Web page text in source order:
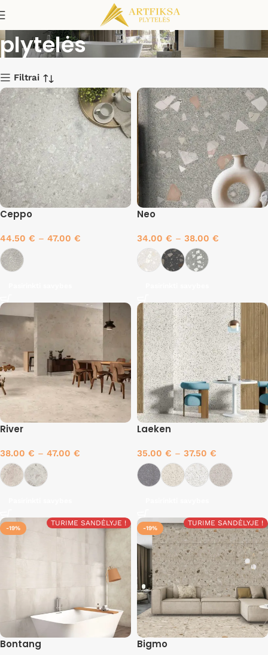
Terrazzo imitacijos
plytelės
Filtrai
Ceppo
44.50 € – 47.00 €
Neo
34.00 € – 38.00 €
River
38.00 € – 47.00 €
Laeken
35.00 € – 37.50 €
-19%
TURIME SANDĖLYJE !
Bontang
-19%
TURIME SANDĖLYJE !
Bigmo